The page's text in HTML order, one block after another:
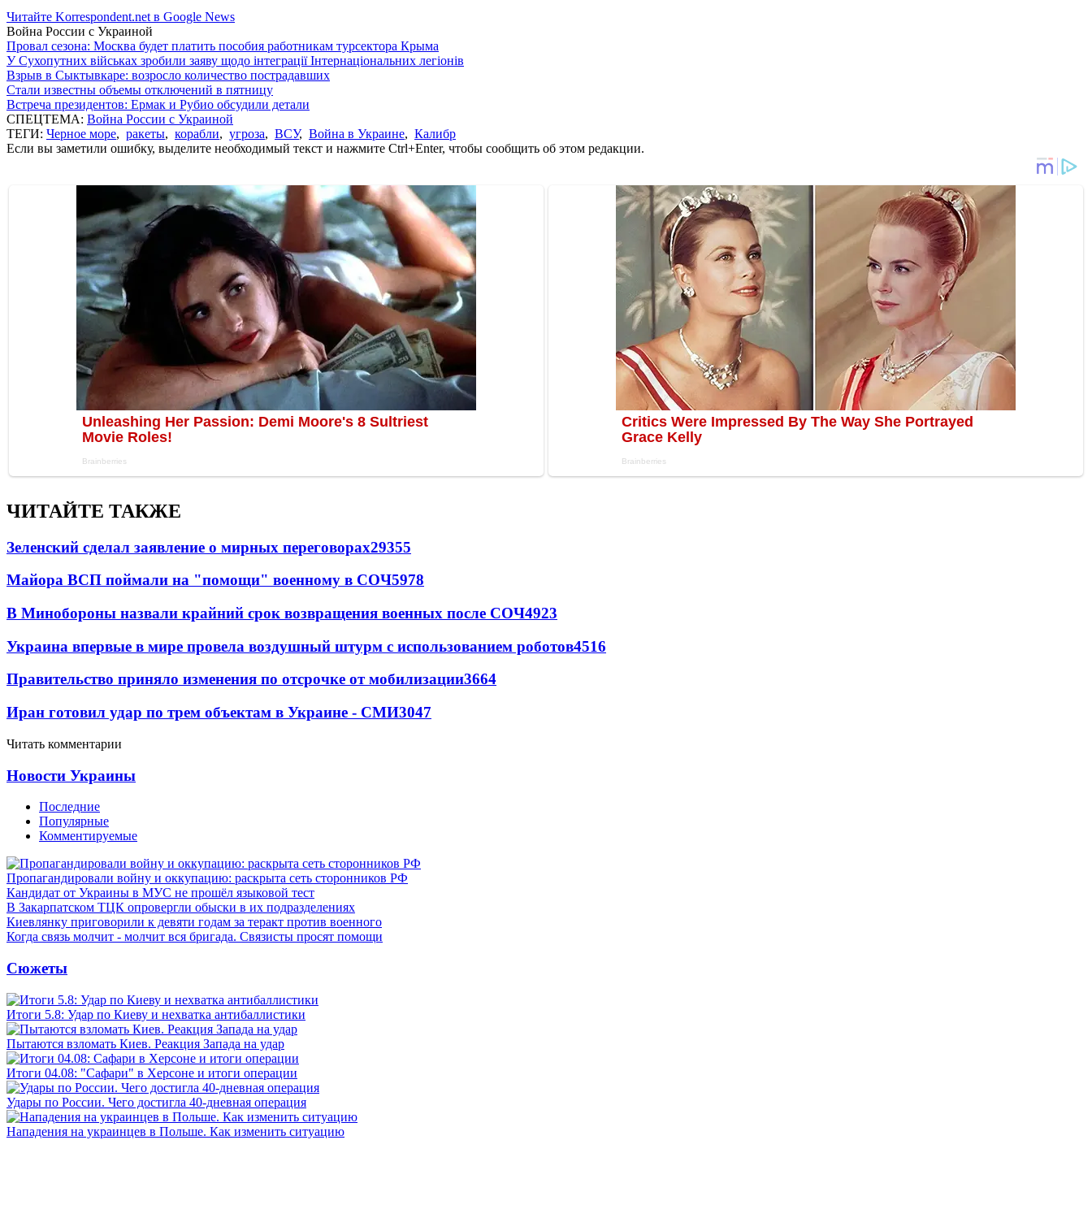
Читайте Korrespondent.net в Google News
Война России с Украиной
Провал сезона: Москва будет платить пособия работникам турсектора Крыма
У Сухопутних військах зробили заяву щодо інтеграції Інтернаціональних легіонів
Взрыв в Сыктывкаре: возросло количество пострадавших
Стали известны объемы отключений в пятницу
Встреча президентов: Ермак и Рубио обсудили детали
СПЕЦТЕМА: Война России с Украиной
ТЕГИ: Черное море, ракеты, корабли, угроза, ВСУ, Война в Украине, Калибр
Если вы заметили ошибку, выделите необходимый текст и нажмите Ctrl+Enter, чтобы сообщить об этом редакции.
ЧИТАЙТЕ ТАКЖЕ
Зеленский сделал заявление о мирных переговорах29355
Майора ВСП поймали на "помощи" военному в СОЧ5978
В Минобороны назвали крайний срок возвращения военных после СОЧ4923
Украина впервые в мире провела воздушный штурм с использованием роботов4516
Правительство приняло изменения по отсрочке от мобилизации3664
Иран готовил удар по трем объектам в Украине - СМИ3047
Читать комментарии
Новости Украины
Последние
Популярные
Комментируемые
Пропагандировали войну и оккупацию: раскрыта сеть сторонников РФ
Кандидат от Украины в МУС не прошёл языковой тест
В Закарпатском ТЦК опровергли обыски в их подразделениях
Киевлянку приговорили к девяти годам за теракт против военного
Когда связь молчит - молчит вся бригада. Связисты просят помощи
Сюжеты
Итоги 5.8: Удар по Киеву и нехватка антибаллистики
Пытаются взломать Киев. Реакция Запада на удар
Итоги 04.08: "Сафари" в Херсоне и итоги операции
Удары по России. Чего достигла 40-дневная операция
Нападения на украинцев в Польше. Как изменить ситуацию